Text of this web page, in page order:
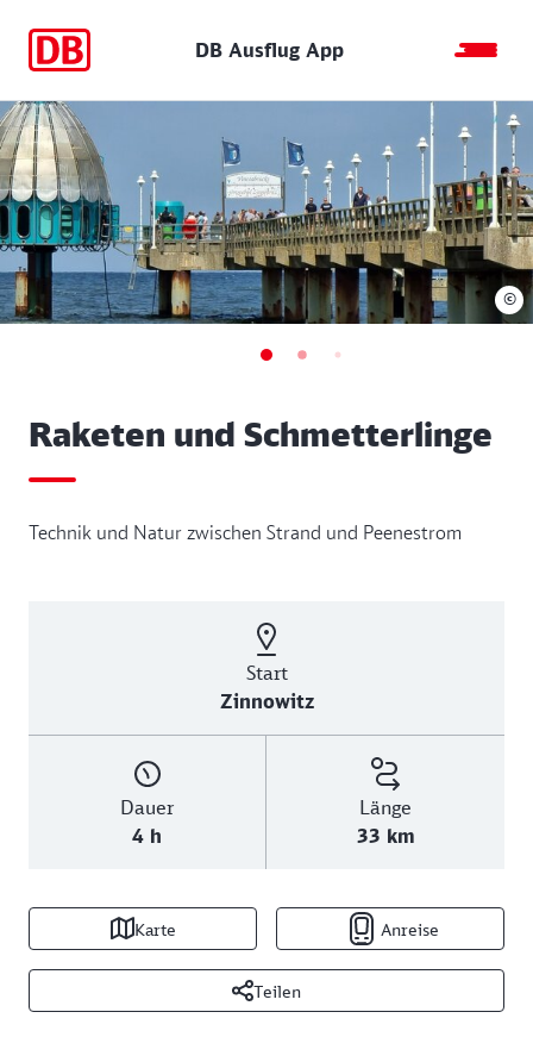
DB Ausflug App
Raketen und Schmetterlinge
Technik und Natur zwischen Strand und Peenestrom
Start
Zinnowitz
Dauer
4 h
Länge
33 km
Karte Anreise
Teilen
©